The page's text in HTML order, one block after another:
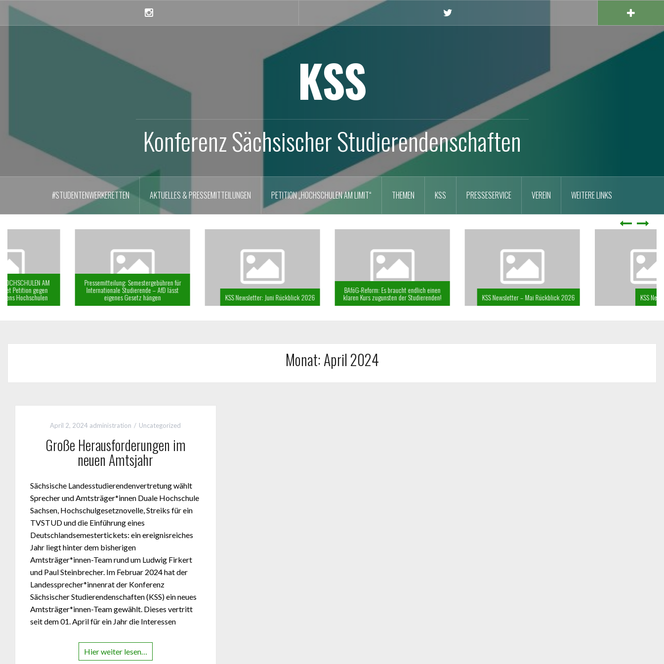
Skip
KSS
Konferenz Sächsischer Studierendenschaften
#STUDENTENWERKERETTEN AKTUELLES & PRESSEMITTEILUNGEN PETITION „HOCHSCHULEN AM LIMIT“ THEMEN KSS PRESSESERVICE VEREIN WEITERE LINKS
Pressemitteilung: Semestergebühren für
Internationale Studierende – AfD lässt
eigenes Gesetz hängen KSS Newsletter: Juni Rückblick 2026
BAföG-Reform: Es braucht endlich einen
klaren Kurs zugunsten der Studierenden! KSS Newsletter – Mai Rückblick 2026 KSS Newsletter April 2026
Monat:April 2024
April 2, 2024 administration Uncategorized
Große Herausforderungen im
neuen Amtsjahr
Sächsische Landesstudierendenvertretung wählt
Sprecher und Amtsträger*innen Duale Hochschule
Sachsen, Hochschulgesetznovelle, Streiks für ein
TVSTUD und die Einführung eines
Deutschlandsemestertickets: ein ereignisreiches
Jahr liegt hinter dem bisherigen
Amtsträger*innen-Team rund um Ludwig Firkert
und Paul Steinbrecher. Im Februar 2024 hat der
Landessprecher*innenrat der Konferenz
Sächsischer Studierendenschaften (KSS) ein neues
Amtsträger*innen-Team gewählt. Dieses vertritt
seit dem 01. April für ein Jahr die Interessen
Hier weiter lesen…